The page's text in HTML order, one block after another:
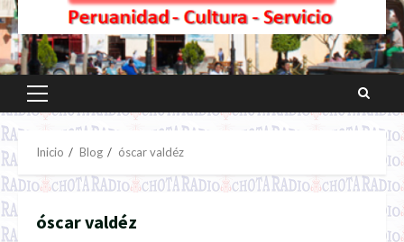
Menú
principal
Inicio Blog óscar valdéz
óscar valdéz